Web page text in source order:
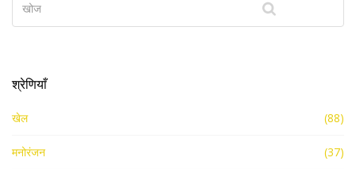
श्रेणियाँ
खेल (88)
मनोरंजन (37)